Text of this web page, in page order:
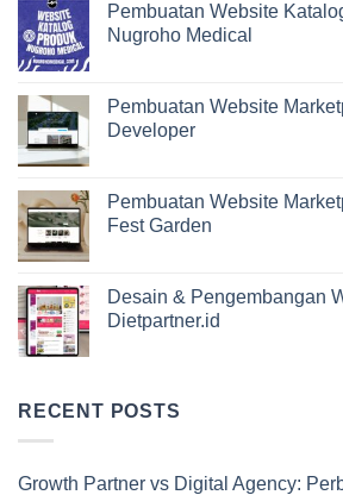
Pembuatan Website
Nugroho Medical
Pembuatan Website
Developer
Pembuatan Website
Fest Garden
Desain & Pengembangan
Dietpartner.id
RECENT POSTS
Growth Partner vs Digital Agency: